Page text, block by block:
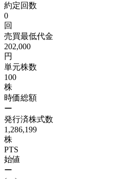
約定回数
0
回
売買最低代金
202,000
円
単元株数
100
株
時価総額
ー
発行済株式数
1,286,199
株
PTS
始値
ー